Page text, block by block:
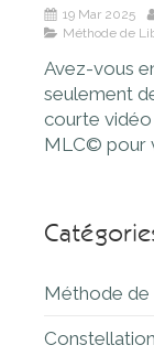
19 Mar 2025
Méthode de
Avez-vous
seulement
courte
MLC© pour
Méthode de